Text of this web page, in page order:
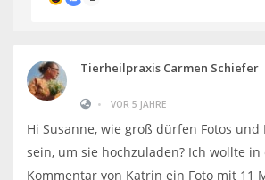
Tierheilpraxis Carmen Schiefer
• VOR 5 JAHRE
Hi Susanne, wie groß dürfen Fotos und
sein, um sie hochzuladen? Ich wollte in
Kommentar von Katrin ein Foto mit 11